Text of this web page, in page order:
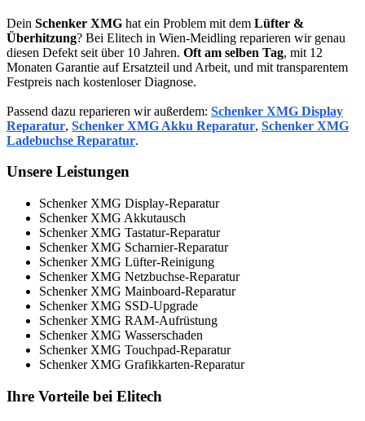
Dein Schenker XMG hat ein Problem mit dem Lüfter &
Überhitzung? Bei Elitech in Wien-Meidling reparieren wir genau
diesen Defekt seit über 10 Jahren. Oft am selben Tag, mit 12
Monaten Garantie auf Ersatzteil und Arbeit, und mit transparentem
Festpreis nach kostenloser Diagnose.
Passend dazu reparieren wir außerdem: Schenker XMG Display
Reparatur, Schenker XMG Akku Reparatur, Schenker XMG
Ladebuchse Reparatur.
Unsere Leistungen
Schenker XMG Display-Reparatur
Schenker XMG Akkutausch
Schenker XMG Tastatur-Reparatur
Schenker XMG Scharnier-Reparatur
Schenker XMG Lüfter-Reinigung
Schenker XMG Netzbuchse-Reparatur
Schenker XMG Mainboard-Reparatur
Schenker XMG SSD-Upgrade
Schenker XMG RAM-Aufrüstung
Schenker XMG Wasserschaden
Schenker XMG Touchpad-Reparatur
Schenker XMG Grafikkarten-Reparatur
Ihre Vorteile bei Elitech